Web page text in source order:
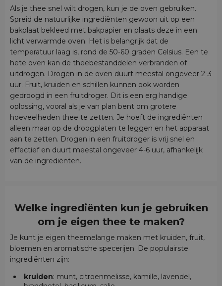
Als je thee snel wilt drogen, kun je de oven gebruiken.
Spreid de natuurlijke ingrediënten gewoon uit op een
bakplaat bekleed met bakpapier en plaats deze in een
licht verwarmde oven. Het is belangrijk dat de
temperatuur laag is, rond de 50-60 graden Celsius. Een te
hete oven kan de theebestanddelen verbranden of
uitdrogen. Drogen in de oven duurt meestal ongeveer 2-3
uur. Fruit, kruiden en schillen kunnen ook worden
gedroogd in een fruitdroger. Dit is een erg handige
oplossing, vooral als je van plan bent om grotere
hoeveelheden thee te zetten. Je hoeft de ingrediënten
alleen maar op de droogplaten te leggen en het apparaat
aan te zetten. Drogen in een fruitdroger is vrij snel en
effectief en duurt meestal ongeveer 4-6 uur, afhankelijk
van de ingrediënten.
Welke ingrediënten kun je gebruiken
om je eigen thee te maken?
Je kunt je eigen theemelange maken met kruiden, fruit,
bloemen en aromatische specerijen. De populairste
ingrediënten zijn:
kruiden: munt, citroenmelisse, kamille, lavendel,